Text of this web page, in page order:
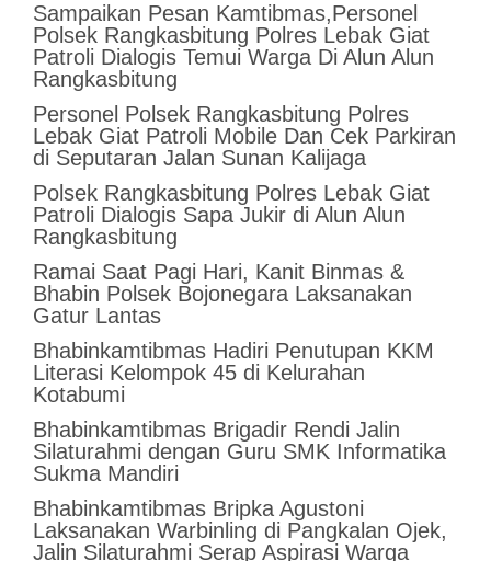
Sampaikan Pesan Kamtibmas,Personel
Polsek Rangkasbitung Polres Lebak Giat
Patroli Dialogis Temui Warga Di Alun Alun
Rangkasbitung
Personel Polsek Rangkasbitung Polres
Lebak Giat Patroli Mobile Dan Cek Parkiran
di Seputaran Jalan Sunan Kalijaga
Polsek Rangkasbitung Polres Lebak Giat
Patroli Dialogis Sapa Jukir di Alun Alun
Rangkasbitung
Ramai Saat Pagi Hari, Kanit Binmas &
Bhabin Polsek Bojonegara Laksanakan
Gatur Lantas
Bhabinkamtibmas Hadiri Penutupan KKM
Literasi Kelompok 45 di Kelurahan
Kotabumi
Bhabinkamtibmas Brigadir Rendi Jalin
Silaturahmi dengan Guru SMK Informatika
Sukma Mandiri
Bhabinkamtibmas Bripka Agustoni
Laksanakan Warbinling di Pangkalan Ojek,
Jalin Silaturahmi Serap Aspirasi Warga